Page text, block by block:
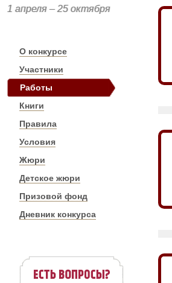
1 апреля – 25 октября
О конкурсе
Участники
Работы
Книги
Правила
Условия
Жюри
Детское жюри
Призовой фонд
Дневник конкурса